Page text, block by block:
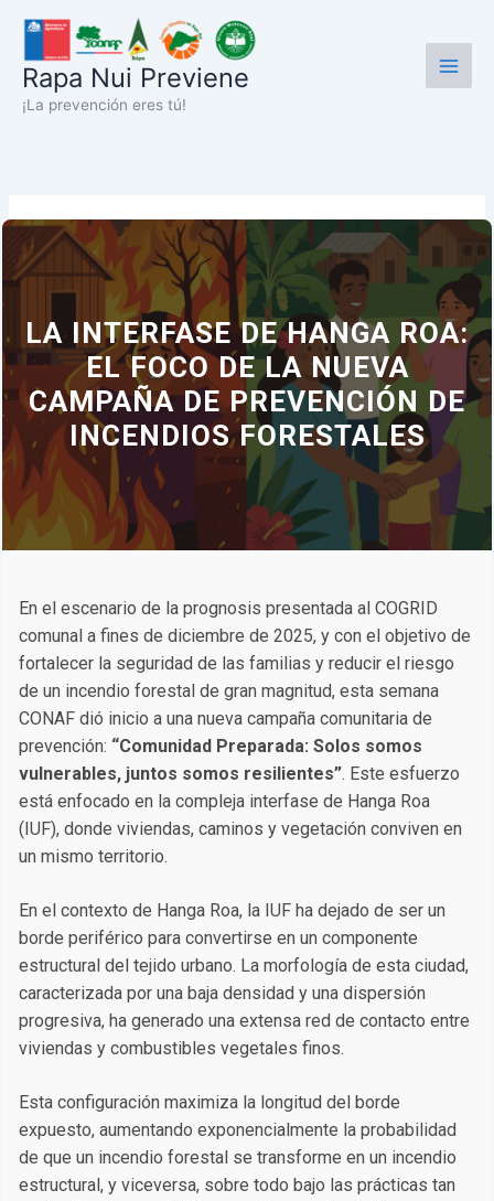
contenido
Rapa Nui Previene
¡La prevención eres tú!
LA INTERFASE DE HANGA ROA:
EL FOCO DE LA NUEVA
CAMPAÑA DE PREVENCIÓN DE
INCENDIOS FORESTALES
En el escenario de la prognosis presentada al COGRID
comunal a fines de diciembre de 2025, y con el objetivo de
fortalecer la seguridad de las familias y reducir el riesgo
de un incendio forestal de gran magnitud, esta semana
CONAF dió inicio a una nueva campaña comunitaria de
prevención: “Comunidad Preparada: Solos somos
vulnerables, juntos somos resilientes”. Este esfuerzo
está enfocado en la compleja interfase de Hanga Roa
(IUF), donde viviendas, caminos y vegetación conviven en
un mismo territorio.
En el contexto de Hanga Roa, la IUF ha dejado de ser un
borde periférico para convertirse en un componente
estructural del tejido urbano. La morfología de esta ciudad,
caracterizada por una baja densidad y una dispersión
progresiva, ha generado una extensa red de contacto entre
viviendas y combustibles vegetales finos.
Esta configuración maximiza la longitud del borde
expuesto, aumentando exponencialmente la probabilidad
de que un incendio forestal se transforme en un incendio
estructural, y viceversa, sobre todo bajo las prácticas tan